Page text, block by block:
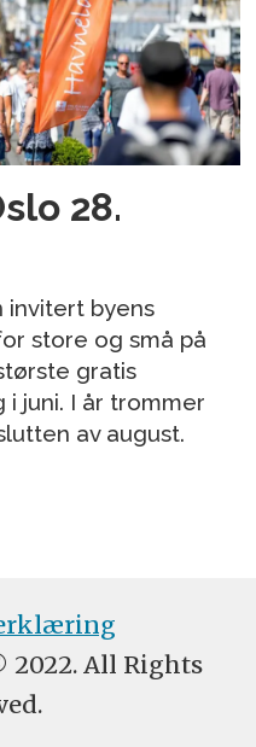
28.
invitert byens
store og små på
gratis
juni. I år trommer
av august.
All Rights